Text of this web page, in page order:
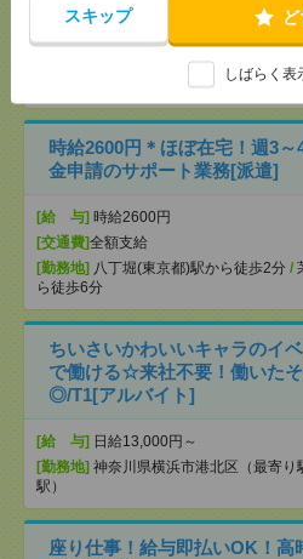
スキップ
しばらく表
[給 与]時給2600円
[交通費]全額支給
八丁堀(東京都)駅から徒歩2分/
時給2600円＊ほぼ在宅！週3
金申請のサポート業務[派遣]
[給 与] 時給2600円
[交通費]全額支給
[勤務地] 八丁堀(東京都)駅から徒歩2分 /
ら徒歩6分
ちいさいかわいいキャラのイ
で働ける☆来社不要！働いた
◎/T1[アルバイト]
[給 与] 日給13,000円～
[勤務地] 神奈川県横浜市港北区（最寄り
駅）
座り仕事！給与即払いOK！高